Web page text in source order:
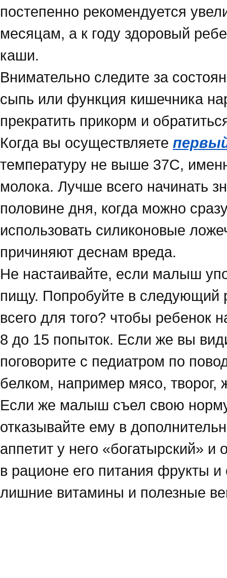
постепенно рекомендуется
месяцам, а к году здоровый
каши.
Внимательно следите за
сыпь или функция кишечника
прекратить прикорм и
Когда вы осуществляете
температуру не выше 37С,
молока. Лучше всего начинать
половине дня, когда можно
использовать силиконовые
причиняют деснам вреда.
Не настаивайте, если малыш
пищу. Попробуйте в следующий
всего для того? чтобы ребенок
8 до 15 попыток. Если же вы
поговорите с педиатром по
белком, например мясо, творог,
Если же малыш съел свою
отказывайте ему в
аппетит у него «богатырский»
в рационе его питания фрукты
лишние витамины и полезные